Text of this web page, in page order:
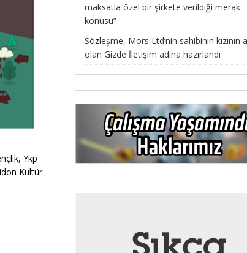
Ykp
Kültür
maksatla özel bir şirkete verildiği merak
konusu”
Sözleşme, Mors Ltd’nin sahibinin kızının
olan Gizde İletişim adına hazırlandı